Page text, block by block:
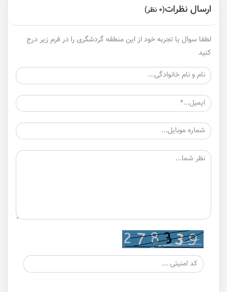
ارسال نظرات(0 نظر)
لطفا سوال یا تجربه خود از این منطقه گردشگری را در فرم زیر درج
کنید